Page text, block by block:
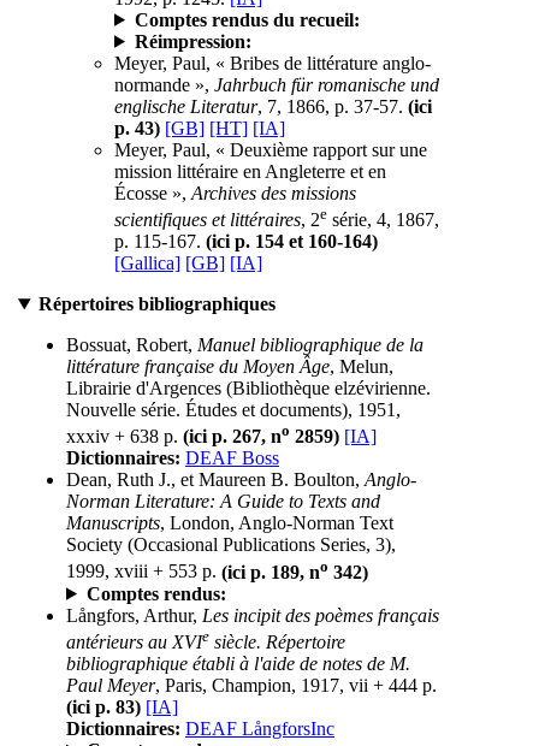
Comptes rendus du recueil:
Réimpression:
Meyer, Paul, « Bribes de littérature anglo-
normande », Jahrbuch für romanische und
englische Literatur, 7, 1866, p. 37-57. (ici
p. 43) [GB] [HT] [IA]
Meyer, Paul, « Deuxième rapport sur une
mission littéraire en Angleterre et en
Écosse », Archives des missions
scientifiques et littéraires, 2e série, 4, 1867,
p. 115-167. (ici p. 154 et 160-164)
[Gallica] [GB] [IA]
Répertoires bibliographiques
Bossuat, Robert, Manuel bibliographique de la
littérature française du Moyen Âge, Melun,
Librairie d'Argences (Bibliothèque elzévirienne.
Nouvelle série. Études et documents), 1951,
xxxiv + 638 p. (ici p. 267, no 2859) [IA]
Dictionnaires: DEAF Boss
Dean, Ruth J., et Maureen B. Boulton,Anglo-
Norman Literature: A Guide to Texts and
Manuscripts, London, Anglo-Norman Text
Society (Occasional Publications Series, 3),
1999, xviii + 553 p. (ici p. 189, no 342)
Comptes rendus:
Långfors, Arthur, Les incipit des poèmes français
antérieurs au XVIe siècle. Répertoire
bibliographique établi à l'aide de notes de M.
Paul Meyer, Paris, Champion, 1917, vii + 444 p.
(ici p. 83) [IA]
Dictionnaires: DEAF LångforsInc